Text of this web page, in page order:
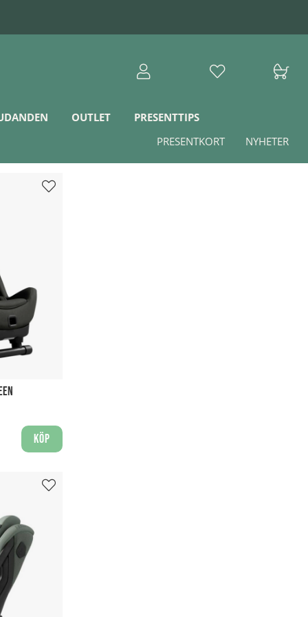
OUTLET
PRESENTTIPS
NYHETER
PRESENTKORT
Köp